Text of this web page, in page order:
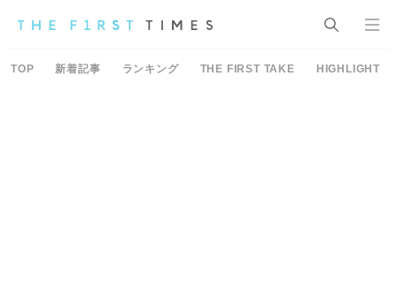
TOP 新着記事 ランキング THE FIRST TAKE HIGHLIGHT